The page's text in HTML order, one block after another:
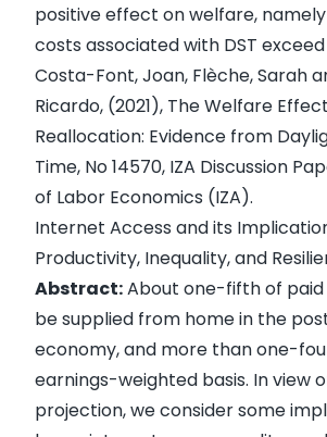
positive effect on welfare,
costs associated with DST
Costa-Font, Joan, Flèche, Sarah
Ricardo, (2021), The Welfare
Reallocation: Evidence from
Time, No 14570, IZA Discussion
of Labor Economics (IZA).
Internet Access and its
Productivity, Inequality, and
Abstract:About one-fifth of paid
be supplied from home in the
economy, and more than one-
earnings-weighted basis. In view
projection, we consider some